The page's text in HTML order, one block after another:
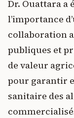
Dr. Ouattara a
l’importance
collaboration
publiques et
de valeur
pour garantir
sanitaire des